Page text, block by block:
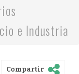
e Industria
Compartir